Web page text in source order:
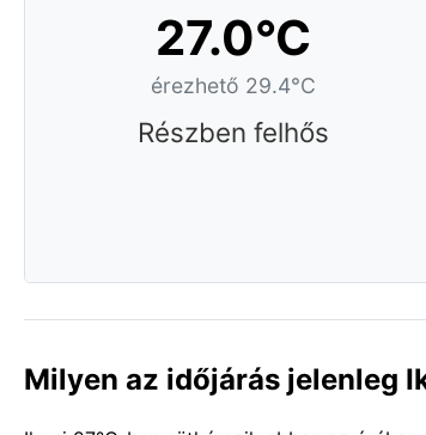
27.0°C
érezhető 29.4°C
Részben felhős
Milyen az időjárás jelenleg